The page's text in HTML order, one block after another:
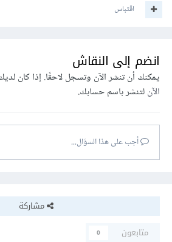
اقتباس
انضم إلى النقاش
يمكنك أن تنشر الآن وتسجل لاحقًا. إذا كان
الآنلتنشر باسم حسابك.
أجب على هذا السؤال...
مشاركة
متابعون
0